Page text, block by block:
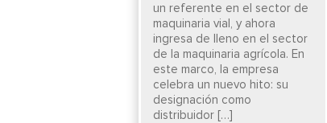
un referente en el sector de
maquinaria vial, y ahora
ingresa de lleno en el sector
de la maquinaria agrícola. En
este marco, la empresa
celebra un nuevo hito: su
designación como
distribuidor […]